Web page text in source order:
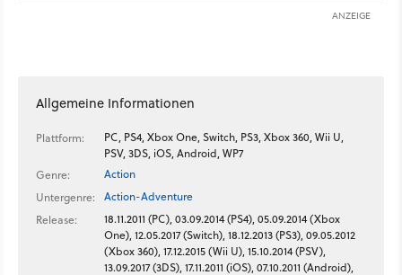
ANZEIGE
Allgemeine Informationen
Plattform:
PC, PS4, Xbox One, Switch, PS3, Xbox 360, Wii U,
PSV, 3DS, iOS, Android, WP7
Genre:
Action
Untergenre:
Action-Adventure
Release:
18.11.2011 (PC), 03.09.2014 (PS4), 05.09.2014 (Xbox
One), 12.05.2017 (Switch), 18.12.2013 (PS3), 09.05.2012
(Xbox 360), 17.12.2015 (Wii U), 15.10.2014 (PSV),
13.09.2017 (3DS), 17.11.2011 (iOS), 07.10.2011 (Android),